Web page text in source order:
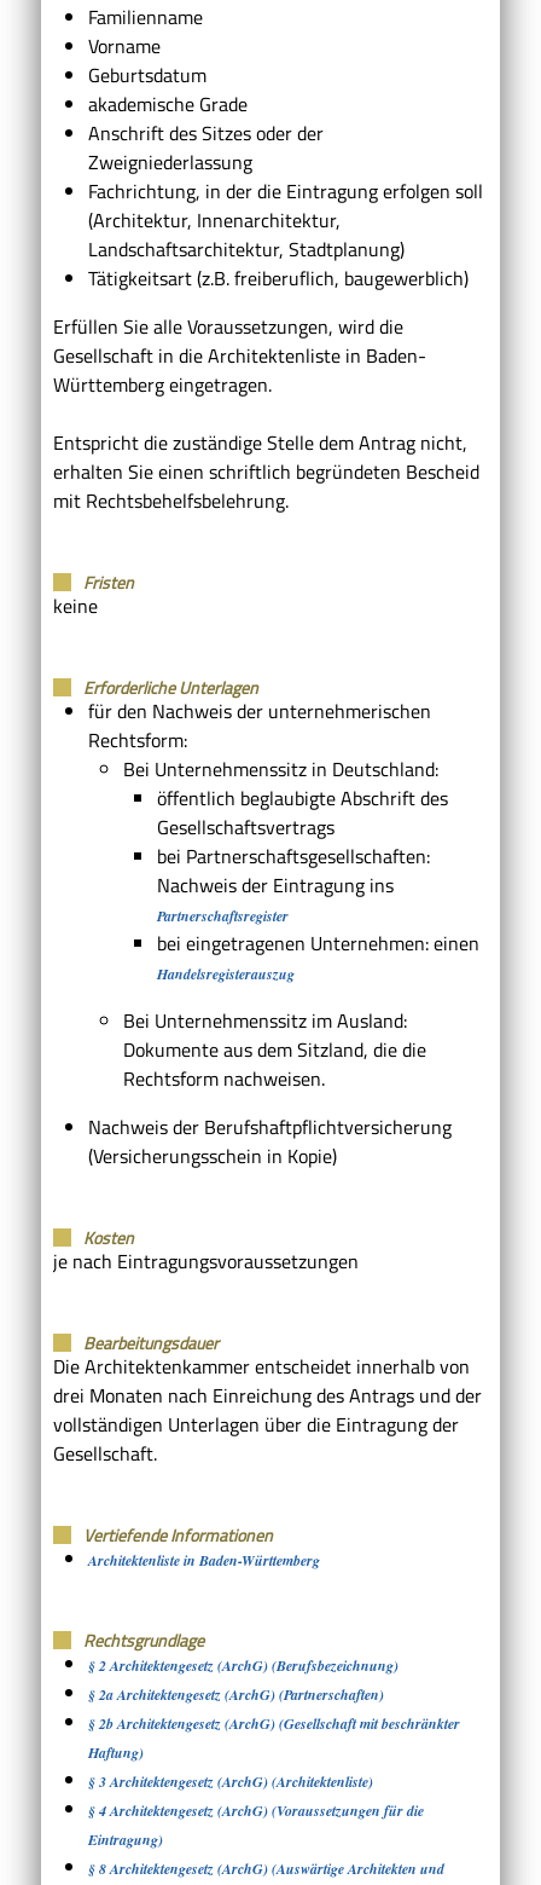
Familienname
Vorname
Geburtsdatum
akademische Grade
Anschrift des Sitzes oder der
Zweigniederlassung
Fachrichtung, in der die Eintragung erfolgen soll
(Architektur, Innenarchitektur,
Landschaftsarchitektur, Stadtplanung)
Tätigkeitsart (z.B. freiberuflich, baugewerblich)
Erfüllen Sie alle Voraussetzungen, wird die
Gesellschaft in die Architektenliste in Baden-
Württemberg eingetragen.
Entspricht die zuständige Stelle dem Antrag nicht,
erhalten Sie einen schriftlich begründeten Bescheid
mit Rechtsbehelfsbelehrung.
Fristen
keine
Erforderliche Unterlagen
für den Nachweis der unternehmerischen
Rechtsform:
Bei Unternehmenssitz in Deutschland:
öffentlich beglaubigte Abschrift des
Gesellschaftsvertrags
bei Partnerschaftsgesellschaften:
Nachweis der Eintragung ins
Partnerschaftsregister
bei eingetragenen Unternehmen: einen
Handelsregisterauszug
Bei Unternehmenssitz im Ausland:
Dokumente aus dem Sitzland, die die
Rechtsform nachweisen.
Nachweis der Berufshaftpflichtversicherung
(Versicherungsschein in Kopie)
Kosten
je nach Eintragungsvoraussetzungen
Bearbeitungsdauer
Die Architektenkammer entscheidet innerhalb von
drei Monaten nach Einreichung des Antrags und der
vollständigen Unterlagen über die Eintragung der
Gesellschaft.
Vertiefende Informationen
Architektenliste in Baden-Württemberg
Rechtsgrundlage
§ 2 Architektengesetz (ArchG) (Berufsbezeichnung)
§ 2a Architektengesetz (ArchG) (Partnerschaften)
§ 2b Architektengesetz (ArchG) (Gesellschaft mit beschränkter
Haftung)
§ 3 Architektengesetz (ArchG) (Architektenliste)
§ 4 Architektengesetz (ArchG) (Voraussetzungen für die
Eintragung)
§ 8 Architektengesetz (ArchG) (Auswärtige Architekten und